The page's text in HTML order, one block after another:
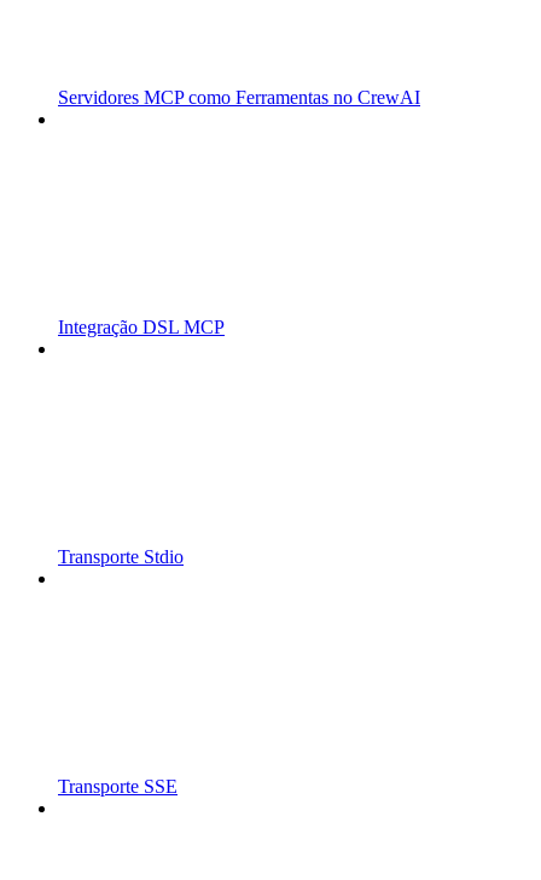
Servidores MCP como Ferramentas no CrewAI
Integração DSL MCP
Transporte Stdio
Transporte SSE